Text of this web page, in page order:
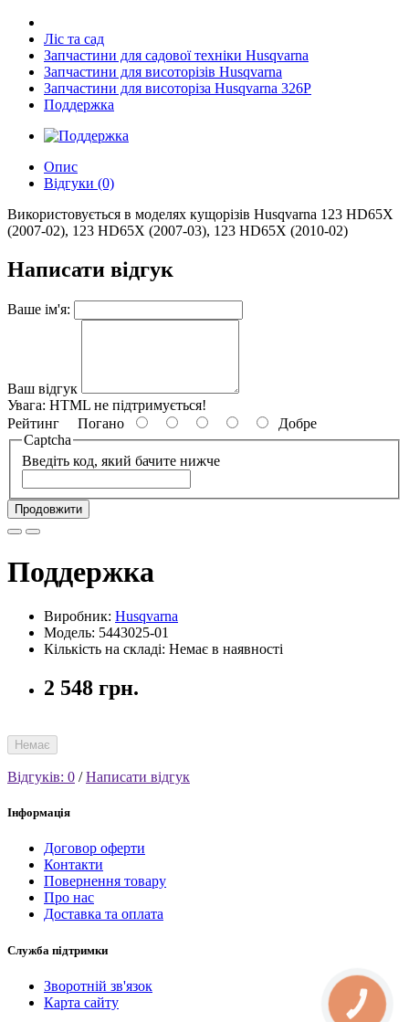
Ліс та сад
Запчастини для садової техніки Husqvarna
Запчастини для висоторізів Husqvarna
Запчастини для висоторіза Husqvarna 326P
Поддержка
Опис
Відгуки (0)
Використовується в моделях кущорізів Husqvarna 123 HD65X
(2007-02), 123 HD65X (2007-03), 123 HD65X (2010-02)
Написати відгук
Ваше ім'я:
Ваш відгук
Увага: HTML не підтримується!
Рейтинг Погано
Добре
Captcha
Введіть код, який бачите нижче
Продовжити
Поддержка
Виробник: Husqvarna
Модель: 5443025-01
Кількість на складі: Немає в наявності
2 548 грн.
Немає
Відгуків: 0 /Написати відгук
Інформація
Договор оферти
Контакти
Повернення товару
Про нас
Доставка та оплата
Служба підтримки
Зворотній зв'язок
Карта сайту
КНОПКА
СВЯЗИ